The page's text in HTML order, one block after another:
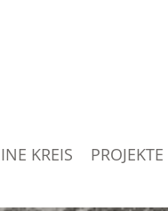
KREIS PROJEKTE